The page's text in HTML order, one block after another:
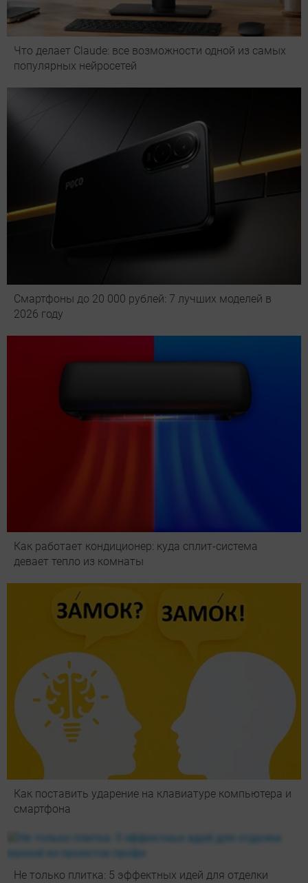
Что делает Сlaude: все возможности одной из самых
популярных нейросетей
Смартфоны до 20 000 рублей: 7 лучших моделей в
2026 году
Как работает кондиционер: куда сплит-система
девает тепло из комнаты
Как поставить ударение на клавиатуре компьютера и
смартфона
Не только плитка: 5 эффектных идей для отделки